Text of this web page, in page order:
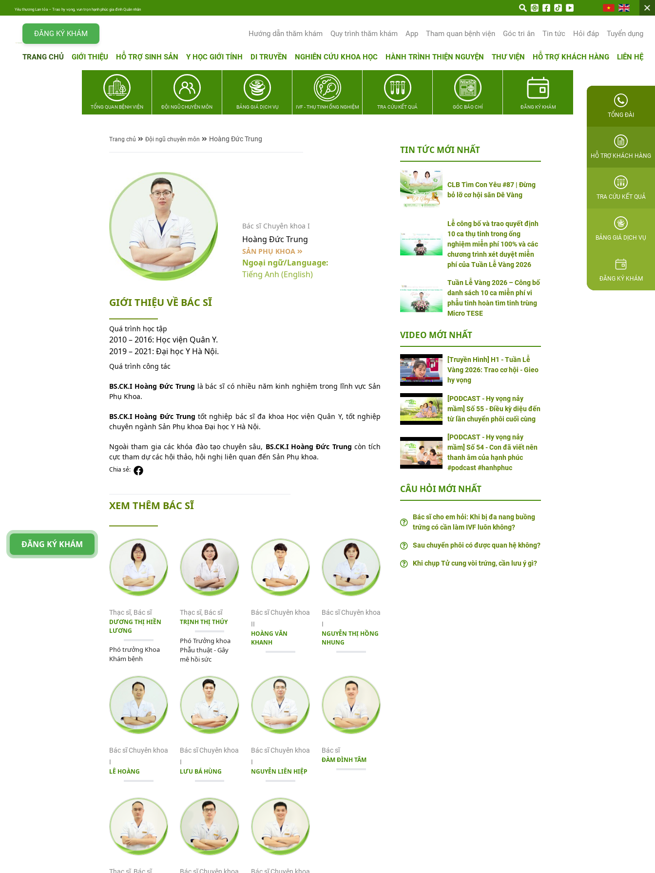
Yêu thương Lan tỏa – Trao hy vọng, vun trọn hạnh phúc gia đình Quân nhân
ĐĂNG KÝ KHÁM Hướng dẫn thăm khám Quy trình thăm khám App Tham quan bệnh viện Góc tri ân Tin tức Hỏi đáp Tuyển dụng
TRANG CHỦ GIỚI THIỆU HỖ TRỢ SINH SẢN Y HỌC GIỚI TÍNH DI TRUYỀN NGHIÊN CỨU KHOA HỌC HÀNH TRÌNH THIỆN NGUYỆN THƯ VIỆN HỖ TRỢ KHÁCH HÀNG LIÊN HỆ
TỔNG QUAN BỆNH VIỆN ĐỘI NGŨ CHUYÊN MÔN BẢNG GIÁ DỊCH VỤ IVF - THỤ TINH ỐNG NGHIỆM TRA CỨU KẾT QUẢ GÓC BÁO CHÍ ĐĂNG KÝ KHÁM
Trang chủ Đội ngũ chuyên môn Hoàng Đức Trung
Bác sĩ Chuyên khoa I
Hoàng Đức Trung
SẢN PHỤ KHOA
Ngoại ngữ/Language:
Tiếng Anh (English)
GIỚI THIỆU VỀ BÁC SĨ
Quá trình học tập
2010 – 2016: Học viện Quân Y.
2019 – 2021: Đại học Y Hà Nội.
Quá trình công tác
BS.CK.I Hoàng Đức Trung là bác sĩ có nhiều năm kinh nghiệm trong lĩnh vực Sản
Phụ Khoa.
BS.CK.I Hoàng Đức Trung tốt nghiệp bác sĩ đa khoa Học viện Quân Y, tốt nghiệp
chuyên ngành Sản Phụ khoa Đại học Y Hà Nội.
Ngoài tham gia các khóa đào tạo chuyên sâu, BS.CK.IHoàng Đức Trung còn tích
cực tham dự các hội thảo, hội nghị liên quan đến Sản Phụ khoa.
Chia sẻ:
XEM THÊM BÁC SĨ
Thạc sĩ, Bác sĩ
DƯƠNG THỊ HIỀN
LƯƠNG
Phó trưởng Khoa
Khám bệnh
Thạc sĩ, Bác sĩ
TRỊNH THỊ THÚY
Phó Trưởng khoa
Phẫu thuật - Gây
mê hồi sức
Bác sĩ Chuyên khoa
II
HOÀNG VĂN
KHANH
Bác sĩ Chuyên khoa
I
NGUYỄN THỊ HỒNG
NHUNG
Bác sĩ Chuyên khoa
I
LÊ HOÀNG
Bác sĩ Chuyên khoa
I
LƯU BÁ HÙNG
Bác sĩ Chuyên khoa
I
NGUYỄN LIÊN HIỆP
Bác sĩ
ĐÀM ĐÌNH TÂM
TIN TỨC MỚI NHẤT
CLB Tìm Con Yêu #87 | Đừng
bỏ lỡ cơ hội săn Dê Vàng
Lễ công bố và trao quyết định
10 ca thụ tinh trong ống
nghiệm miễn phí 100% và các
chương trình xét duyệt miễn
phí của Tuần Lễ Vàng 2026
Tuần Lễ Vàng 2026 – Công bố
danh sách 10 ca miễn phí vi
phẫu tinh hoàn tìm tinh trùng
Micro TESE
VIDEO MỚI NHẤT
[Truyền Hình] H1 - Tuần Lễ
Vàng 2026: Trao cơ hội - Gieo
hy vọng
[PODCAST - Hy vọng nảy
mầm] Số 55 - Điều kỳ diệu đến
từ lần chuyển phôi cuối cùng
[PODCAST - Hy vọng nảy
mầm] Số 54 - Con đã viết nên
thanh âm của hạnh phúc
#podcast #hanhphuc
CÂU HỎI MỚI NHẤT
Bác sĩ cho em hỏi: Khi bị đa nang buồng
trứng có cần làm IVF luôn không?
Sau chuyển phôi có được quan hệ không?
Khi chụp Tử cung vòi trứng, cần lưu ý gì?
TỔNG ĐÀI
HỖ TRỢ KHÁCH HÀNG
TRA CỨU KẾT QUẢ
BẢNG GIÁ DỊCH VỤ
ĐĂNG KÝ KHÁM
ĐĂNG KÝ KHÁM